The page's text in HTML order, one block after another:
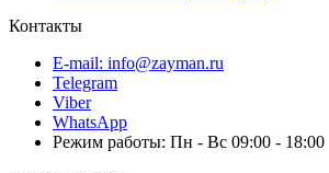
Контакты
E-mail: info@zayman.ru
Telegram
Viber
WhatsApp
Режим работы: Пн - Вс 09:00 - 18:00